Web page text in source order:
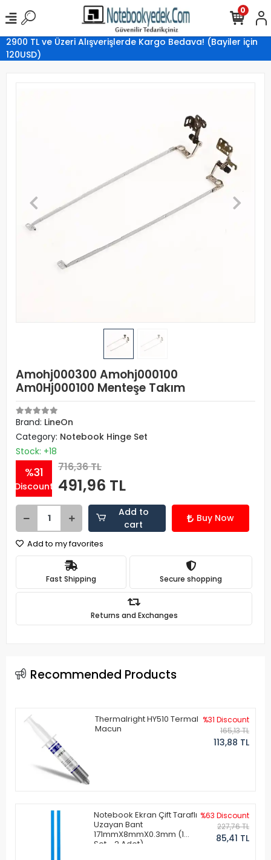
2900 TL ve Üzeri Alışverişlerde Kargo Bedava! (Bayiler için
120USD)
0
Amohj000300 Amohj000100
Am0Hj000100 Menteşe Takım
Brand: LineOn
Category: Notebook Hinge Set
Stock: +18
%31
Discount
716,36 TL
491,96 TL
Add to
cart
Buy Now
Add to my favorites
Fast Shipping Secure shopping
Returns and Exchanges
Recommended Products
Thermalright HY510 Termal
Macun
%31 Discount
165,13 TL
113,88 TL
Notebook Ekran Çift Taraflı
Uzayan Bant
171mmX8mmX0.3mm (1
Set - 2 Adet)
%63 Discount
227,76 TL
85,41 TL